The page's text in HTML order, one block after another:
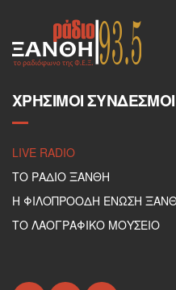
ΧΡΉΣΙΜΟΙ ΣΎΝΔΕΣΜΟΙ
LIVE RADIO
ΤΟ ΡΑΔΙΟ ΞΑΝΘΗ
Η ΦΙΛΟΠΡΟΟΔΗ ΕΝΩΣΗ
ΤΟ ΛΑΟΓΡΑΦΙΚΟ ΜΟΥΣΕΙΟ